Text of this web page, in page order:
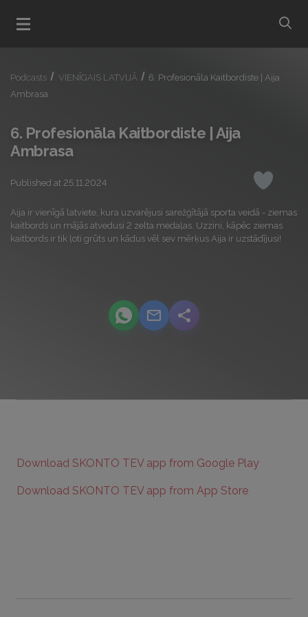
Open menu
Podcasts VIENĪGAIS LATVIJĀ
6. Profesionāla Kaitbordiste | Aija
Ambrasa
6. Profesionāla Kaitbordiste | Aija
Ambrasa
Published at 25.11.2024 Like
Aija ir vienīgā latviete, kura uzvarējusi sarežģītājā sporta veidā - ziemas
kaitbords un mājās atvedusi 2 zelta medaļas. Uzzini, kāpēc ziemas
kaitbords ir tik ļoti grūts un kādus vēl sev mērķus Aija ir uzstādījusi!
podcast.share-title WhatsApp
podcast.share-title Email
podcast.share-title
Download SKONTO TEV app from Google Play
Download SKONTO TEV app from App Store